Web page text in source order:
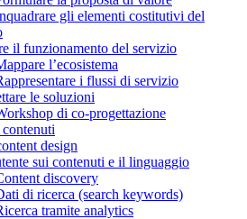
gli elementi costitutivi del
il funzionamento del servizio
l’ecosistema
i flussi di servizio
le soluzioni
di co-progettazione
design
sui contenuti e il linguaggio
discovery
di ricerca (search keywords)
tramite analytics